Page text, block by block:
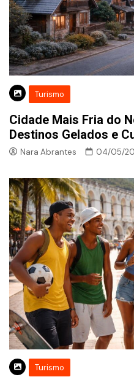
Turismo
Cidade Mais Fria do
Destinos Gelados e
Nara Abrantes 04/05/
Turismo